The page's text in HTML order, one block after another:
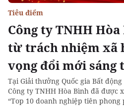
Công ty TNHH
từ trách nhiệm xã
vọng đổi mới sáng
Tiêu điểm
Tại Giải thưởng Quốc gia Bất
Công ty TNHH Hòa Bình đã được
“Top 10 doanh nghiệp tiên